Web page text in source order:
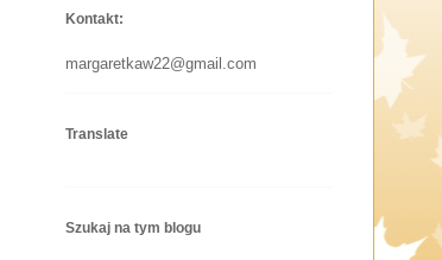
Kontakt:
margaretkaw22@gmail.com
Translate
Szukaj na tym blogu